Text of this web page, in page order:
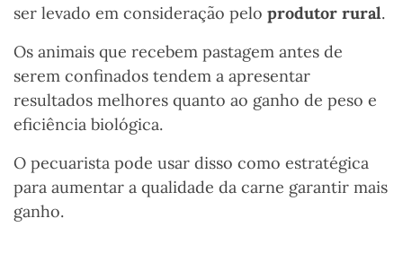
ser levado em consideração pelo produtor rural.
Os animais que recebem pastagem antes de
serem confinados tendem a apresentar
resultados melhores quanto ao ganho de peso e
eficiência biológica.
O pecuarista pode usar disso como estratégica
para aumentar a qualidade da carne garantir mais
ganho.